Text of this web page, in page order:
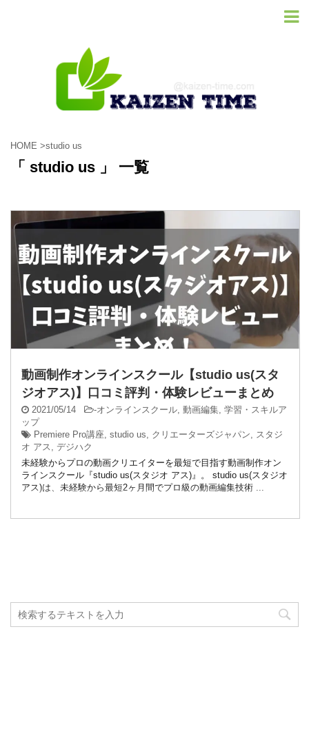
HOME >studio us
「 studio us 」 一覧
動画制作オンラインスクール【studio us(スタ
ジオアス)】口コミ評判・体験レビューまとめ
2021/05/14 -オンラインスクール 動画編集 学習・スキルア
ップ
Premiere Pro講座 studio us クリエーターズジャパン
スタジ
オ アス
デジハク
未経験からプロの動画クリエイターを最短で目指す動画制作オン
ラインスクール『studio us(スタジオ アス)』。 studio us(スタジオ
アス)は、未経験から最短2ヶ月間でプロ級の動画編集技術 ...